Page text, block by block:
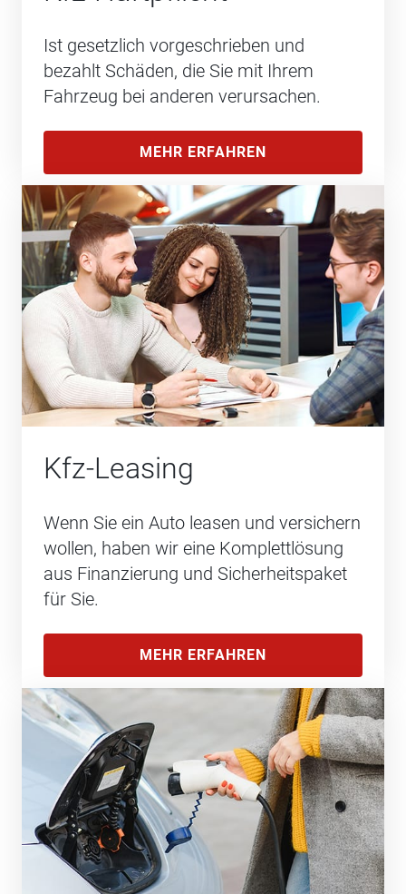
Ist gesetzlich vorgeschrieben und
bezahlt Schäden, die Sie mit Ihrem
Fahrzeug bei anderen verursachen.
MEHR ERFAHREN
Kfz-Leasing
Wenn Sie ein Auto leasen und versichern
wollen, haben wir eine Komplettlösung
aus Finanzierung und Sicherheitspaket
für Sie.
MEHR ERFAHREN